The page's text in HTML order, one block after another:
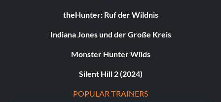
theHunter: Ruf der Wildnis
Indiana Jones und der Große Kreis
Monster Hunter Wilds
Silent Hill 2 (2024)
POPULAR TRAINERS